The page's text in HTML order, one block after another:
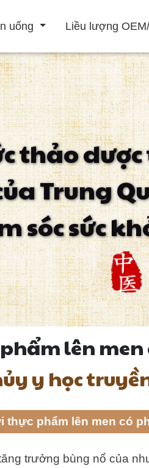
uống Liều lượng
hệ
dịch
Nâng cao nam Điều
uống rắn Đồ uống
thảo
Trung
sóc sức
lên
y học
thực phẩm lên men có
trưởng bùng nổ của